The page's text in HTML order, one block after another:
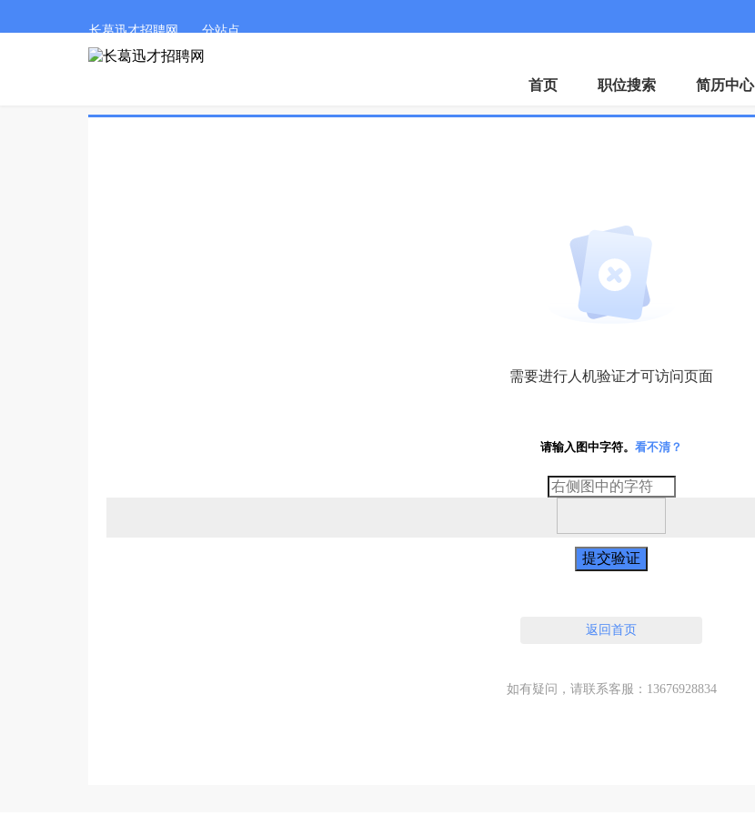
长葛迅才招聘网 分站点
首页 职位搜索 简历中心
需要进行人机验证才可访问页面
请输入图中字符。 看不清？
提交验证
返回首页
如有疑问，请联系客服：13676928834